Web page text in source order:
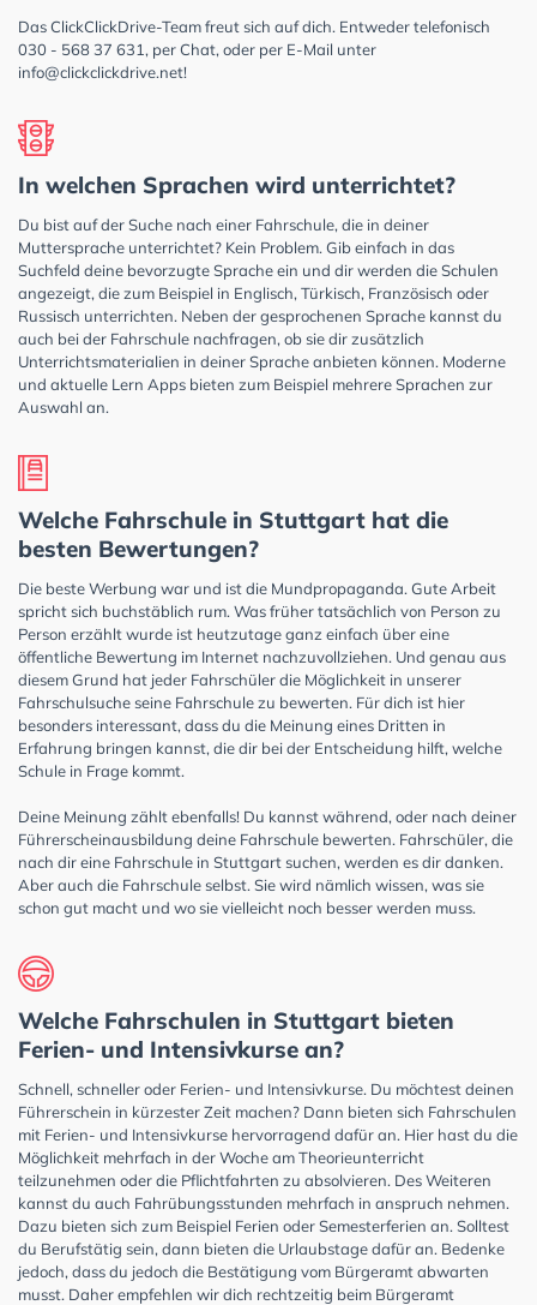
Das ClickClickDrive-Team freut sich auf dich. Entweder telefonisch
030 - 568 37 631, per Chat, oder per E-Mail unter
info@clickclickdrive.net!
In welchen Sprachen wird unterrichtet?
Du bist auf der Suche nach einer Fahrschule, die in deiner
Muttersprache unterrichtet? Kein Problem. Gib einfach in das
Suchfeld deine bevorzugte Sprache ein und dir werden die Schulen
angezeigt, die zum Beispiel in Englisch, Türkisch, Französisch oder
Russisch unterrichten. Neben der gesprochenen Sprache kannst du
auch bei der Fahrschule nachfragen, ob sie dir zusätzlich
Unterrichtsmaterialien in deiner Sprache anbieten können. Moderne
und aktuelle Lern Apps bieten zum Beispiel mehrere Sprachen zur
Auswahl an.
Welche Fahrschule in Stuttgart hat die
besten Bewertungen?
Die beste Werbung war und ist die Mundpropaganda. Gute Arbeit
spricht sich buchstäblich rum. Was früher tatsächlich von Person zu
Person erzählt wurde ist heutzutage ganz einfach über eine
öffentliche Bewertung im Internet nachzuvollziehen. Und genau aus
diesem Grund hat jeder Fahrschüler die Möglichkeit in unserer
Fahrschulsuche seine Fahrschule zu bewerten. Für dich ist hier
besonders interessant, dass du die Meinung eines Dritten in
Erfahrung bringen kannst, die dir bei der Entscheidung hilft, welche
Schule in Frage kommt.
Deine Meinung zählt ebenfalls! Du kannst während, oder nach deiner
Führerscheinausbildung deine Fahrschule bewerten. Fahrschüler, die
nach dir eine Fahrschule in Stuttgart suchen, werden es dir danken.
Aber auch die Fahrschule selbst. Sie wird nämlich wissen, was sie
schon gut macht und wo sie vielleicht noch besser werden muss.
Welche Fahrschulen in Stuttgart bieten
Ferien- und Intensivkurse an?
Schnell, schneller oder Ferien- und Intensivkurse. Du möchtest deinen
Führerschein in kürzester Zeit machen? Dann bieten sich Fahrschulen
mit Ferien- und Intensivkurse hervorragend dafür an. Hier hast du die
Möglichkeit mehrfach in der Woche am Theorieunterricht
teilzunehmen oder die Pflichtfahrten zu absolvieren. Des Weiteren
kannst du auch Fahrübungsstunden mehrfach in anspruch nehmen.
Dazu bieten sich zum Beispiel Ferien oder Semesterferien an. Solltest
du Berufstätig sein, dann bieten die Urlaubstage dafür an. Bedenke
jedoch, dass du jedoch die Bestätigung vom Bürgeramt abwarten
musst. Daher empfehlen wir dich rechtzeitig beim Bürgeramt